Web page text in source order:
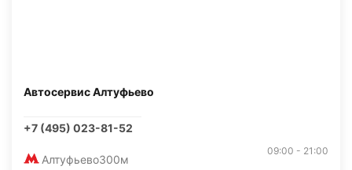
Автосервис Алтуфьево
+7 (495) 023-81-52
Алтуфьево300м
09:00 - 21:00